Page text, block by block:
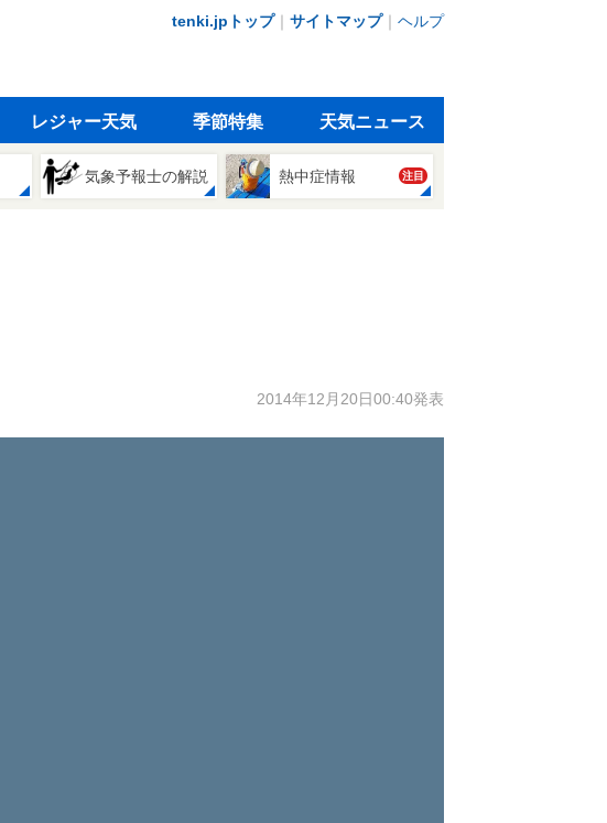
tenki.jpトップ｜ サイトマップ｜ ヘルプ
レジャー天気 季節特集 天気ニュース
気象予報士の解説 熱中症情報 注目
2014年12月20日00:40発表